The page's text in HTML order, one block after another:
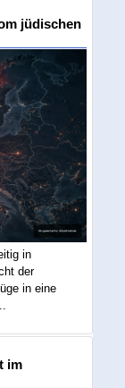
jüdischen
in
der
in eine
im